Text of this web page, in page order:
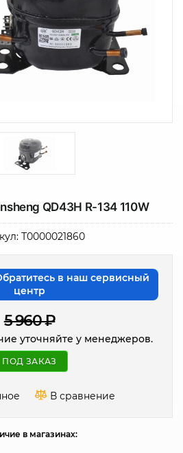
QD43H R-134 110W
Т0000021860
в наш сервисный
центр
5 960₽
уточняйте у менеджеров.
ПОД ЗАКАЗ
в магазинах: